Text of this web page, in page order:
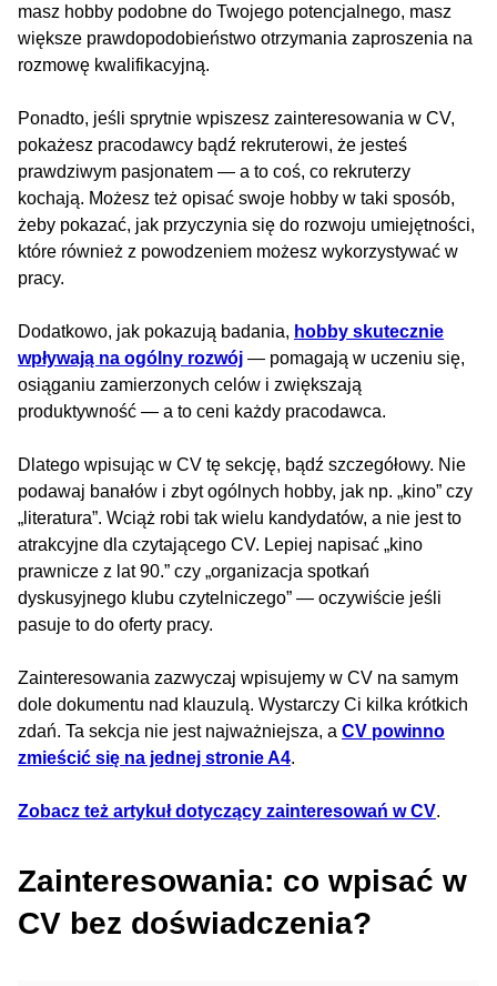
masz hobby podobne do Twojego potencjalnego, masz
większe prawdopodobieństwo otrzymania zaproszenia na
rozmowę kwalifikacyjną.
Ponadto, jeśli sprytnie wpiszesz zainteresowania w CV,
pokażesz pracodawcy bądź rekruterowi, że jesteś
prawdziwym pasjonatem — a to coś, co rekruterzy
kochają. Możesz też opisać swoje hobby w taki sposób,
żeby pokazać, jak przyczynia się do rozwoju umiejętności,
które również z powodzeniem możesz wykorzystywać w
pracy.
Dodatkowo, jak pokazują badania, hobby skutecznie
wpływają na ogólny rozwój — pomagają w uczeniu się,
osiąganiu zamierzonych celów i zwiększają
produktywność — a to ceni każdy pracodawca.
Dlatego wpisując w CV tę sekcję, bądź szczegółowy. Nie
podawaj banałów i zbyt ogólnych hobby, jak np. „kino” czy
„literatura”. Wciąż robi tak wielu kandydatów, a nie jest to
atrakcyjne dla czytającego CV. Lepiej napisać „kino
prawnicze z lat 90.” czy „organizacja spotkań
dyskusyjnego klubu czytelniczego” — oczywiście jeśli
pasuje to do oferty pracy.
Zainteresowania zazwyczaj wpisujemy w CV na samym
dole dokumentu nad klauzulą. Wystarczy Ci kilka krótkich
zdań. Ta sekcja nie jest najważniejsza, a CV powinno
zmieścić się na jednej stronie A4.
Zobacz też artykuł dotyczący zainteresowań w CV.
Zainteresowania: co wpisać w
CV bez doświadczenia?